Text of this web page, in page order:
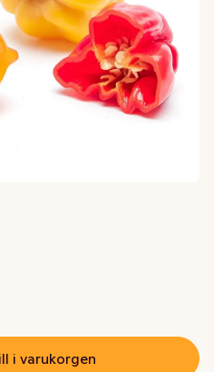
i varukorgen